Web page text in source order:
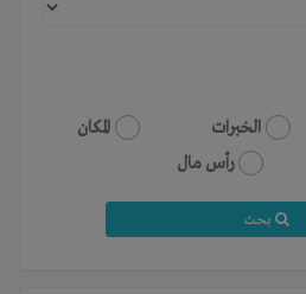
الخبرات
المكان
رأس مال